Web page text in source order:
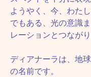
ようやく、今、わた
でもある、光の意識
レーションとつなが
ディアナーラは、地
の名前です。